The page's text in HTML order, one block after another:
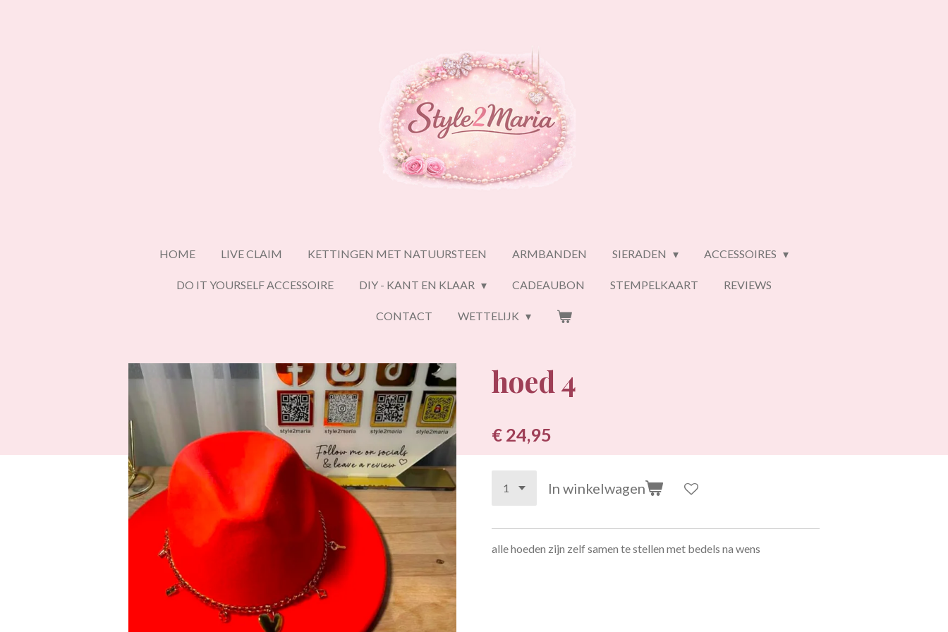
HOME LIVE CLAIM KETTINGEN MET NATUURSTEEN ARMBANDEN SIERADEN ACCESSOIRES
DO IT YOURSELF ACCESSOIRE DIY - KANT EN KLAAR CADEAUBON STEMPELKAART REVIEWS
CONTACT WETTELIJK
hoed 4
€ 24,95
In winkelwagen
alle hoeden zijn zelf samen te stellen met bedels na wens